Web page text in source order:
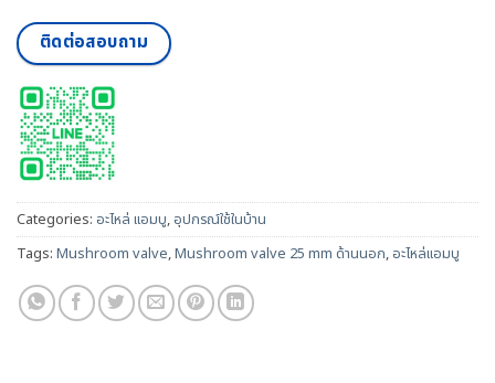
ติดต่อสอบถาม
Categories: อะไหล่ แอมบู,อุปกรณ์ใช้ในบ้าน
Tags: Mushroom valve,Mushroom valve 25 mm ด้านนอก,อะไหล่แอมบู